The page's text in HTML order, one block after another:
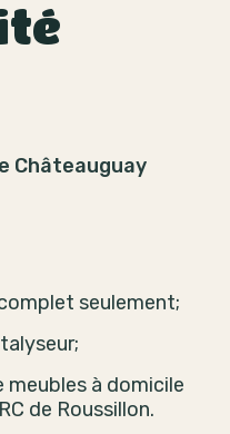
Châteauguay
seulement;
meubles à domicile
de Roussillon.